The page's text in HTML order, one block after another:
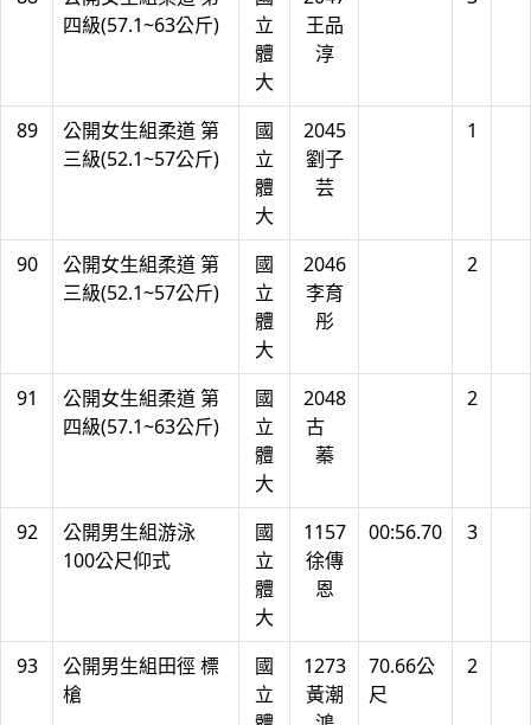
四級(57.1~63公斤)
立
體
大
王品
淳
89
公開女生組柔道 第
三級(52.1~57公斤)
國
立
體
大
2045
劉子
芸
1
90
公開女生組柔道 第
三級(52.1~57公斤)
國
立
體
大
2046
李育
彤
2
91
公開女生組柔道 第
四級(57.1~63公斤)
國
立
體
大
2048
古
蓁
2
92
公開男生組游泳
100公尺仰式
國
立
體
大
1157
徐傳
恩
00:56.70 3
93
公開男生組田徑 標
槍
國
立
1273
黃潮
70.66公
尺
2